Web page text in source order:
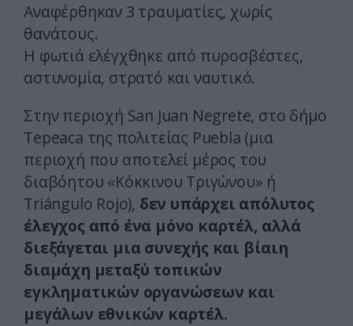
Αναφέρθηκαν 3 τραυματίες, χωρίς
θανάτους.
Η φωτιά ελέγχθηκε από πυροσβέστες,
αστυνομία, στρατό και ναυτικό.
Στην περιοχή San Juan Negrete, στο δήμο
Tepeaca της πολιτείας Puebla (μια
περιοχή που αποτελεί μέρος του
διαβόητου «Κόκκινου Τριγώνου» ή
Triángulo Rojo), δεν υπάρχει απόλυτος
έλεγχος από ένα μόνο καρτέλ, αλλά
διεξάγεται μια συνεχής και βίαιη
διαμάχη μεταξύ τοπικών
εγκληματικών οργανώσεων και
μεγάλων εθνικών καρτέλ.